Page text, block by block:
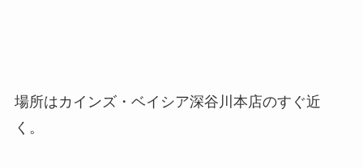
場所はカインズ・ベイシア深谷川本店のすぐ近
く。